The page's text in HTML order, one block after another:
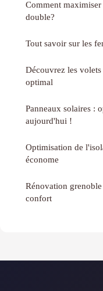
Comment maximiser
double?
Tout savoir sur les
Découvrez les
optimal
Panneaux solaires :
aujourd'hui !
Optimisation de
économe
Rénovation
confort